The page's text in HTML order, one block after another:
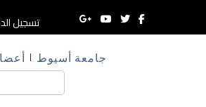
تسجيل
جامعة أسيوط